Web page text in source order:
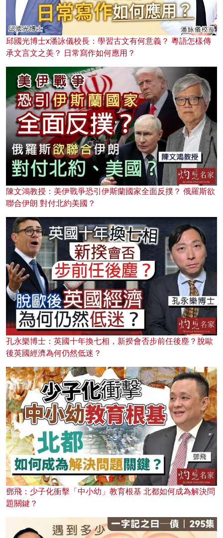
邱國光博士x潘詠儀校長：學習古文有何意義？ 粵語怎樣傳
承文言文之美？ 日常寫作如何應用？
陳文鴻教授：美伊戰爭恐引伊斯蘭國家全面反撲？ 俄羅斯欲
聯合伊朗 對付北約美國？
孔永樂博士：英國十年換七相，新揆會否步前任後塵？脫歐
後英國經濟為何仍然低迷？
鄧飛：少子化衝擊「中小幼」教育根基 北都如何成為解決問
題關鍵？